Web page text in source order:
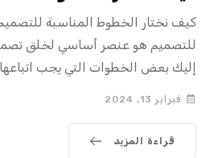
كيف نختار الخطوط المناسبة
للتصميم هو عنصر أساسي لخلق
إليك بعض الخطوات التي يجب اتباعها
فبراير 13, 2024
قراءة المزيد